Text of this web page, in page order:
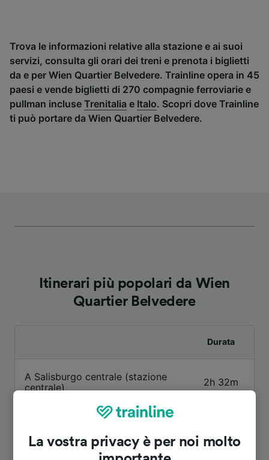
Trova le informazioni relative alla stazione e ai suoi
servizi, consulta gli orari dei treni e prenota i biglietti
da e per Wien Quartier Belvedere. Trainline opera in 45
paesi e vende biglietti di 270 compagnie ferroviarie e
pullman incluse Trenitalia e Italo. Scopri dove Trainline
ti può portare da Wien Quartier Belvedere.
Itinerari più popolari da Wien
Quartier Belvedere
Durata
A Salisburgo centrale (stazione
centrale)
2h 32m
La vostra privacy è per noi molto